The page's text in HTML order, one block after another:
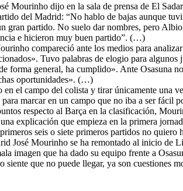
Mourinho dijo en la sala de prensa de El
del Madrid: “No hablo de bajas aunque
partido. No suelo dar nombres, pero
e hicieron muy buen partido”. (…)
compareció ante los medios para
Tuvo palabras de elogio para
general, ha cumplido». Ante Osasuna
oportunidades». (…)
en el campo del colista y tirar únicamente
marcar en un campo que no iba a ser
respecto al Barça en la clasificación,
explicación que empieza en la primera
seis o siete primeros partidos no
José Mourinho se ha remontado al inicio de
imagen que ha dado su equipo frente a
que no puede llegar, ya son cuestiones